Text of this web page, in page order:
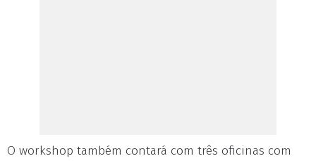
O workshop também contará com três oficinas com